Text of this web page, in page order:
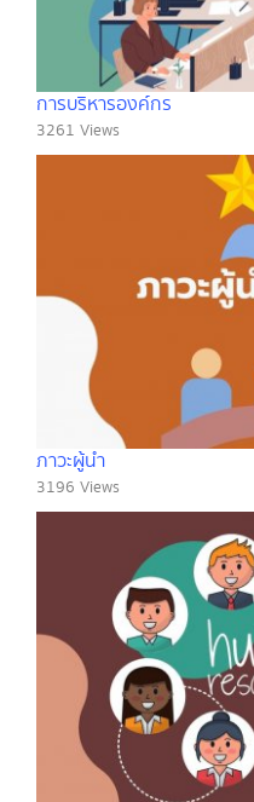
การบริหารองค์กร
3261 Views
ภาวะผู้นำ
3196 Views